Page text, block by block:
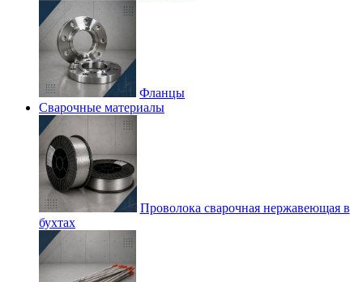
Фланцы
Сварочные материалы
Проволока сварочная нержавеющая в
бухтах